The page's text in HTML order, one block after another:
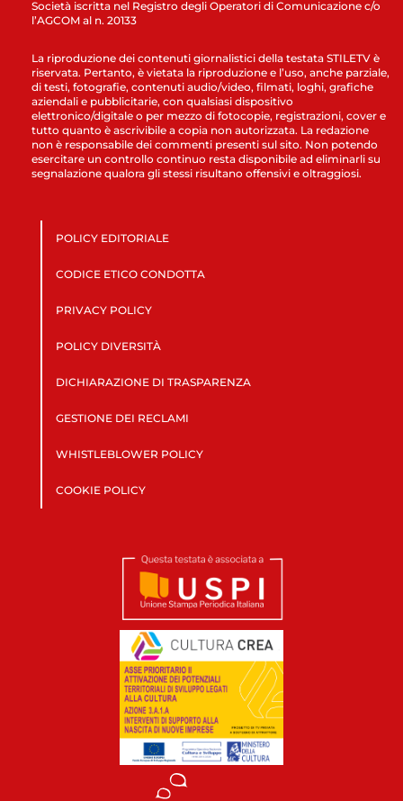
Società iscritta nel Registro degli Operatori di Comunicazione c/o
l’AGCOM al n. 20133
La riproduzione dei contenuti giornalistici della testata STILETV è
riservata. Pertanto, è vietata la riproduzione e l’uso, anche parziale,
di testi, fotografie, contenuti audio/video, filmati, loghi, grafiche
aziendali e pubblicitarie, con qualsiasi dispositivo
elettronico/digitale o per mezzo di fotocopie, registrazioni, cover e
tutto quanto è ascrivibile a copia non autorizzata. La redazione
non è responsabile dei commenti presenti sul sito. Non potendo
esercitare un controllo continuo resta disponibile ad eliminarli su
segnalazione qualora gli stessi risultano offensivi e oltraggiosi.
POLICY EDITORIALE
CODICE ETICO CONDOTTA
PRIVACY POLICY
POLICY DIVERSITÀ
DICHIARAZIONE DI TRASPARENZA
GESTIONE DEI RECLAMI
WHISTLEBLOWER POLICY
COOKIE POLICY